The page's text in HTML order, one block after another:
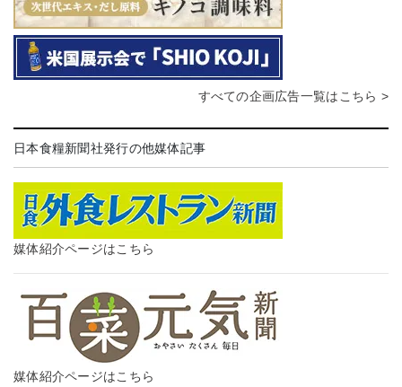
すべての企画広告一覧はこちら >
日本食糧新聞社発行の他媒体記事
媒体紹介ページはこちら
媒体紹介ページはこちら